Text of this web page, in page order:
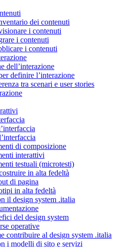
dei contenuti
i contenuti
i contenuti
i contenuti
dell’interazione
definire l’interazione
tra scenari e user stories
di composizione
interattivi
testuali (microtesti)
in alta fedeltà
di pagina
in alta fedeltà
il design system .italia
del design system
operative
contribuire al design system .italia
i modelli di sito e servizi